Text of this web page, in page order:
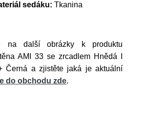
sedáku: Tkanina
na další obrázky k produktu
AMI 33 se zrcadlem Hnědá I
Černá a zjistěte jaká je aktuální
do obchodu zde.